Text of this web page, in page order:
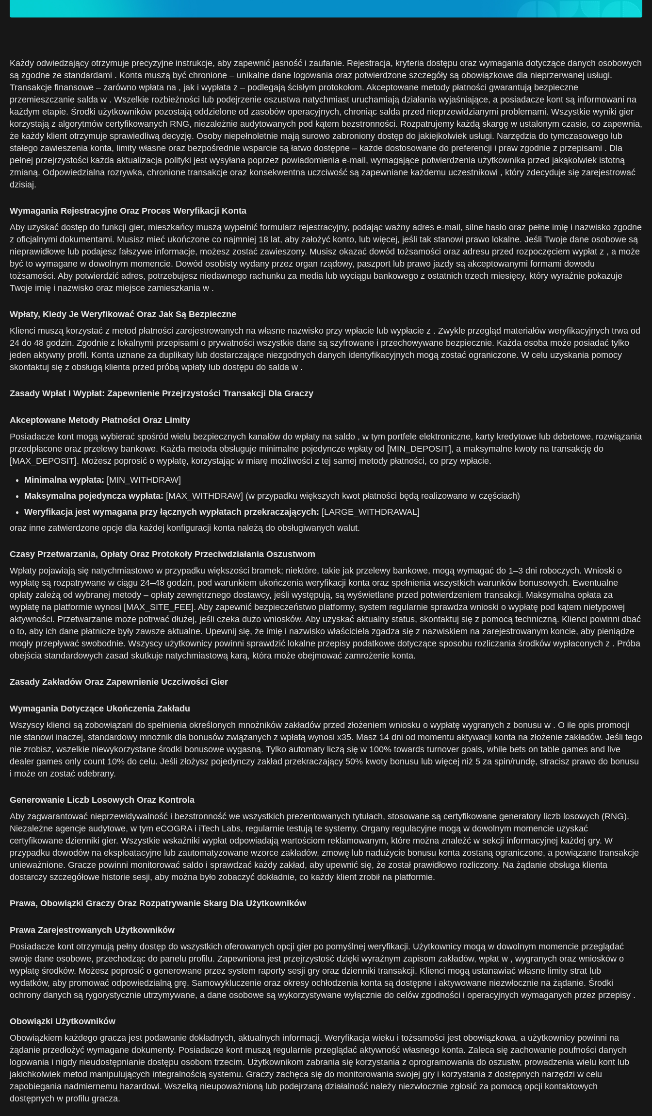
Każdy odwiedzający otrzymuje precyzyjne instrukcje, aby zapewnić jasność i zaufanie. Rejestracja, kryteria dostępu oraz wymagania dotyczące danych osobowych
są zgodne ze standardami . Konta muszą być chronione – unikalne dane logowania oraz potwierdzone szczegóły są obowiązkowe dla nieprzerwanej usługi.
Transakcje finansowe – zarówno wpłata na , jak i wypłata z – podlegają ścisłym protokołom. Akceptowane metody płatności gwarantują bezpieczne
przemieszczanie salda w . Wszelkie rozbieżności lub podejrzenie oszustwa natychmiast uruchamiają działania wyjaśniające, a posiadacze kont są informowani na
każdym etapie. Środki użytkowników pozostają oddzielone od zasobów operacyjnych, chroniąc salda przed nieprzewidzianymi problemami. Wszystkie wyniki gier
korzystają z algorytmów certyfikowanych RNG, niezależnie audytowanych pod kątem bezstronności. Rozpatrujemy każdą skargę w ustalonym czasie, co zapewnia,
że każdy klient otrzymuje sprawiedliwą decyzję. Osoby niepełnoletnie mają surowo zabroniony dostęp do jakiejkolwiek usługi. Narzędzia do tymczasowego lub
stałego zawieszenia konta, limity własne oraz bezpośrednie wsparcie są łatwo dostępne – każde dostosowane do preferencji i praw zgodnie z przepisami . Dla
pełnej przejrzystości każda aktualizacja polityki jest wysyłana poprzez powiadomienia e-mail, wymagające potwierdzenia użytkownika przed jakąkolwiek istotną
zmianą. Odpowiedzialna rozrywka, chronione transakcje oraz konsekwentna uczciwość są zapewniane każdemu uczestnikowi , który zdecyduje się zarejestrować
dzisiaj.
Wymagania Rejestracyjne Oraz Proces Weryfikacji Konta
Aby uzyskać dostęp do funkcji gier, mieszkańcy muszą wypełnić formularz rejestracyjny, podając ważny adres e-mail, silne hasło oraz pełne imię i nazwisko zgodne
z oficjalnymi dokumentami. Musisz mieć ukończone co najmniej 18 lat, aby założyć konto, lub więcej, jeśli tak stanowi prawo lokalne. Jeśli Twoje dane osobowe są
nieprawidłowe lub podajesz fałszywe informacje, możesz zostać zawieszony. Musisz okazać dowód tożsamości oraz adresu przed rozpoczęciem wypłat z , a może
być to wymagane w dowolnym momencie. Dowód osobisty wydany przez organ rządowy, paszport lub prawo jazdy są akceptowanymi formami dowodu
tożsamości. Aby potwierdzić adres, potrzebujesz niedawnego rachunku za media lub wyciągu bankowego z ostatnich trzech miesięcy, który wyraźnie pokazuje
Twoje imię i nazwisko oraz miejsce zamieszkania w .
Wpłaty, Kiedy Je Weryfikować Oraz Jak Są Bezpieczne
Klienci muszą korzystać z metod płatności zarejestrowanych na własne nazwisko przy wpłacie lub wypłacie z . Zwykle przegląd materiałów weryfikacyjnych trwa od
24 do 48 godzin. Zgodnie z lokalnymi przepisami o prywatności wszystkie dane są szyfrowane i przechowywane bezpiecznie. Każda osoba może posiadać tylko
jeden aktywny profil. Konta uznane za duplikaty lub dostarczające niezgodnych danych identyfikacyjnych mogą zostać ograniczone. W celu uzyskania pomocy
skontaktuj się z obsługą klienta przed próbą wpłaty lub dostępu do salda w .
Zasady Wpłat I Wypłat: Zapewnienie Przejrzystości Transakcji Dla Graczy
Akceptowane Metody Płatności Oraz Limity
Posiadacze kont mogą wybierać spośród wielu bezpiecznych kanałów do wpłaty na saldo , w tym portfele elektroniczne, karty kredytowe lub debetowe, rozwiązania
przedpłacone oraz przelewy bankowe. Każda metoda obsługuje minimalne pojedyncze wpłaty od [MIN_DEPOSIT], a maksymalne kwoty na transakcję do
[MAX_DEPOSIT]. Możesz poprosić o wypłatę, korzystając w miarę możliwości z tej samej metody płatności, co przy wpłacie.
Minimalna wypłata: [MIN_WITHDRAW]
Maksymalna pojedyncza wypłata: [MAX_WITHDRAW] (w przypadku większych kwot płatności będą realizowane w częściach)
Weryfikacja jest wymagana przy łącznych wypłatach przekraczających: [LARGE_WITHDRAWAL]
oraz inne zatwierdzone opcje dla każdej konfiguracji konta należą do obsługiwanych walut.
Czasy Przetwarzania, Opłaty Oraz Protokoły Przeciwdziałania Oszustwom
Wpłaty pojawiają się natychmiastowo w przypadku większości bramek; niektóre, takie jak przelewy bankowe, mogą wymagać do 1–3 dni roboczych. Wnioski o
wypłatę są rozpatrywane w ciągu 24–48 godzin, pod warunkiem ukończenia weryfikacji konta oraz spełnienia wszystkich warunków bonusowych. Ewentualne
opłaty zależą od wybranej metody – opłaty zewnętrznego dostawcy, jeśli występują, są wyświetlane przed potwierdzeniem transakcji. Maksymalna opłata za
wypłatę na platformie wynosi [MAX_SITE_FEE]. Aby zapewnić bezpieczeństwo platformy, system regularnie sprawdza wnioski o wypłatę pod kątem nietypowej
aktywności. Przetwarzanie może potrwać dłużej, jeśli czeka dużo wniosków. Aby uzyskać aktualny status, skontaktuj się z pomocą techniczną. Klienci powinni dbać
o to, aby ich dane płatnicze były zawsze aktualne. Upewnij się, że imię i nazwisko właściciela zgadza się z nazwiskiem na zarejestrowanym koncie, aby pieniądze
mogły przepływać swobodnie. Wszyscy użytkownicy powinni sprawdzić lokalne przepisy podatkowe dotyczące sposobu rozliczania środków wypłaconych z . Próba
obejścia standardowych zasad skutkuje natychmiastową karą, która może obejmować zamrożenie konta.
Zasady Zakładów Oraz Zapewnienie Uczciwości Gier
Wymagania Dotyczące Ukończenia Zakładu
Wszyscy klienci są zobowiązani do spełnienia określonych mnożników zakładów przed złożeniem wniosku o wypłatę wygranych z bonusu w . O ile opis promocji
nie stanowi inaczej, standardowy mnożnik dla bonusów związanych z wpłatą wynosi x35. Masz 14 dni od momentu aktywacji konta na złożenie zakładów. Jeśli tego
nie zrobisz, wszelkie niewykorzystane środki bonusowe wygasną. Tylko automaty liczą się w 100% towards turnover goals, while bets on table games and live
dealer games only count 10% do celu. Jeśli złożysz pojedynczy zakład przekraczający 50% kwoty bonusu lub więcej niż 5 za spin/rundę, stracisz prawo do bonusu
i może on zostać odebrany.
Generowanie Liczb Losowych Oraz Kontrola
Aby zagwarantować nieprzewidywalność i bezstronność we wszystkich prezentowanych tytułach, stosowane są certyfikowane generatory liczb losowych (RNG).
Niezależne agencje audytowe, w tym eCOGRA i iTech Labs, regularnie testują te systemy. Organy regulacyjne mogą w dowolnym momencie uzyskać
certyfikowane dzienniki gier. Wszystkie wskaźniki wypłat odpowiadają wartościom reklamowanym, które można znaleźć w sekcji informacyjnej każdej gry. W
przypadku dowodów na eksploatacyjne lub zautomatyzowane wzorce zakładów, zmowę lub nadużycie bonusu konta zostaną ograniczone, a powiązane transakcje
unieważnione. Gracze powinni monitorować saldo i sprawdzać każdy zakład, aby upewnić się, że został prawidłowo rozliczony. Na żądanie obsługa klienta
dostarczy szczegółowe historie sesji, aby można było zobaczyć dokładnie, co każdy klient zrobił na platformie.
Prawa, Obowiązki Graczy Oraz Rozpatrywanie Skarg Dla Użytkowników
Prawa Zarejestrowanych Użytkowników
Posiadacze kont otrzymują pełny dostęp do wszystkich oferowanych opcji gier po pomyślnej weryfikacji. Użytkownicy mogą w dowolnym momencie przeglądać
swoje dane osobowe, przechodząc do panelu profilu. Zapewniona jest przejrzystość dzięki wyraźnym zapisom zakładów, wpłat w , wygranych oraz wniosków o
wypłatę środków. Możesz poprosić o generowane przez system raporty sesji gry oraz dzienniki transakcji. Klienci mogą ustanawiać własne limity strat lub
wydatków, aby promować odpowiedzialną grę. Samowykluczenie oraz okresy ochłodzenia konta są dostępne i aktywowane niezwłocznie na żądanie. Środki
ochrony danych są rygorystycznie utrzymywane, a dane osobowe są wykorzystywane wyłącznie do celów zgodności i operacyjnych wymaganych przez przepisy .
Obowiązki Użytkowników
Obowiązkiem każdego gracza jest podawanie dokładnych, aktualnych informacji. Weryfikacja wieku i tożsamości jest obowiązkowa, a użytkownicy powinni na
żądanie przedłożyć wymagane dokumenty. Posiadacze kont muszą regularnie przeglądać aktywność własnego konta. Zaleca się zachowanie poufności danych
logowania i nigdy nieudostępnianie dostępu osobom trzecim. Użytkownikom zabrania się korzystania z oprogramowania do oszustw, prowadzenia wielu kont lub
jakichkolwiek metod manipulujących integralnością systemu. Graczy zachęca się do monitorowania swojej gry i korzystania z dostępnych narzędzi w celu
zapobiegania nadmiernemu hazardowi. Wszelką nieupoważnioną lub podejrzaną działalność należy niezwłocznie zgłosić za pomocą opcji kontaktowych
dostępnych w profilu gracza.